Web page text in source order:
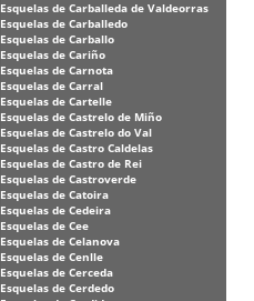
Esquelas de Carballeda de Valdeorras
Esquelas de Carballedo
Esquelas de Carballo
Esquelas de Cariño
Esquelas de Carnota
Esquelas de Carral
Esquelas de Cartelle
Esquelas de Castrelo de Miño
Esquelas de Castrelo do Val
Esquelas de Castro Caldelas
Esquelas de Castro de Rei
Esquelas de Castroverde
Esquelas de Catoira
Esquelas de Cedeira
Esquelas de Cee
Esquelas de Celanova
Esquelas de Cenlle
Esquelas de Cerceda
Esquelas de Cerdedo